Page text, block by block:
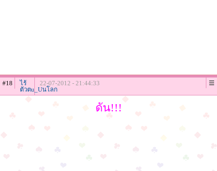
#18
ไร้
ตัวตu_Uนโลก
22-07-2012 - 21:44:33
ดัน!!!